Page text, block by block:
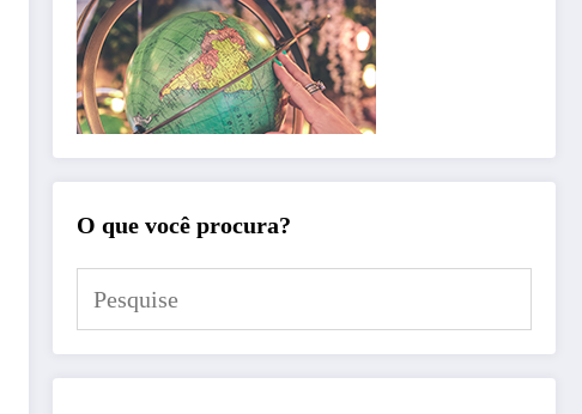
O que você procura?